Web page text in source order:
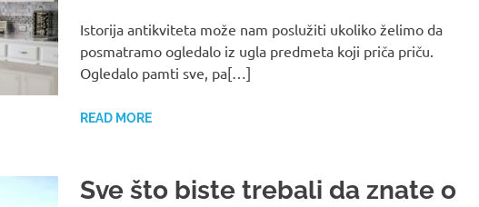
Istorija antikviteta može nam poslužiti ukoliko želimo da
posmatramo ogledalo iz ugla predmeta koji priča priču.
Ogledalo pamti sve, pa[…]
READ MORE
Sve što biste trebali da znate o